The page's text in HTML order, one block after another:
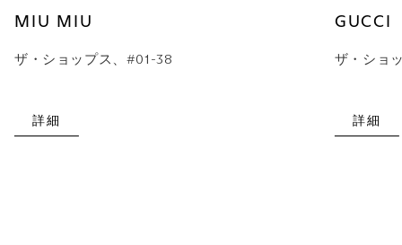
MIU MIU
ザ・ショップス、#01-38
詳細
GUCCI
ザ・ショ
詳細